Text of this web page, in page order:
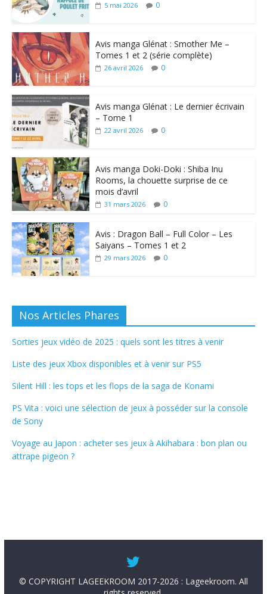
5 mai 2026 0
Avis manga Glénat : Smother Me –
Tomes 1 et 2 (série complète)
26 avril 2026 0
Avis manga Glénat : Le dernier écrivain
– Tome 1
22 avril 2026 0
Avis manga Doki-Doki : Shiba Inu
Rooms, la chouette surprise de ce
mois d’avril
31 mars 2026 0
Avis : Dragon Ball – Full Color – Les
Saiyans – Tomes 1 et 2
29 mars 2026 0
Nos Articles Phares
Sorties jeux vidéo de 2025 : quels sont les titres à venir
Liste des jeux Xbox disponibles et à venir sur PS5
Silent Hill : les tops et les flops de la saga de Konami
PS Vita : voici une sélection de jeux à posséder sur la console
de Sony
Voyage au Japon : acheter ses jeux à Akihabara : bon plan ou
attrape pigeon ?
© COPYRIGHT LAGEEKROOM 2017-2026 : Lageekroom. All